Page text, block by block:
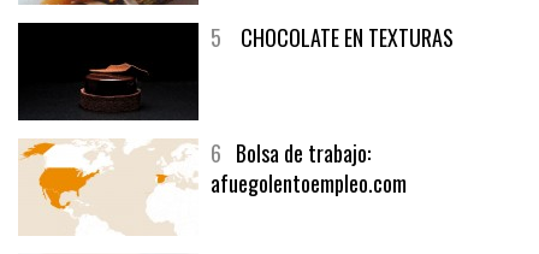
6Bolsa de trabajo: